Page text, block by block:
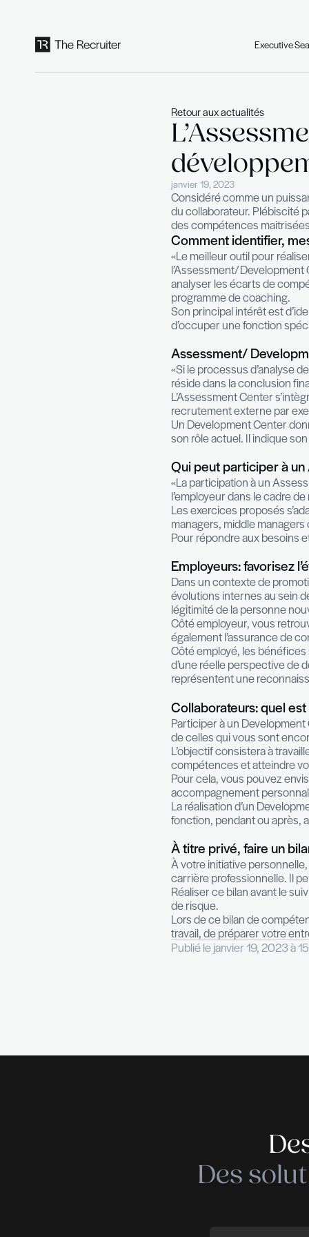
Retour aux
janvier 19, 2023
Considéré
du
des
Comment
«Le meilleur
l’Assessment/
analyser les
programme de
Son principal
d’occuper une
«Si le
réside dans la
L’Assessment
recrutement
Un
son rôle
Qui peut
«La
l’employeur
Les exercices
managers,
Pour répondre
Employeurs:
Dans un
évolutions
légitimité de la
Côté
également
Côté employé,
d’une réelle
représentent
Participer à un
de celles qui
L’objectif
compétences
À titre privé,
de risque.
Lors de ce
travail, de
Publié le